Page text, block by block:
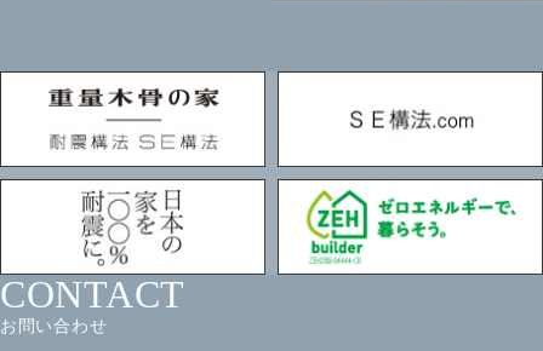
お問い合わせ
CONTACT